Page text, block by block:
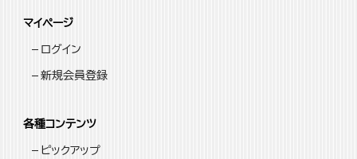
マイページ
ログイン
新規会員登録
各種コンテンツ
ピックアップ